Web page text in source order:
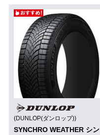
(DUNLOP(ダンロップ))
SYNCHRO WEATHER シン